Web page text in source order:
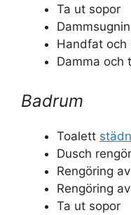
Ta ut sopor
Handfat och
Damma och
Badrum
Toalett
Dusch
Rengöring
Rengöring
Ta ut sopor